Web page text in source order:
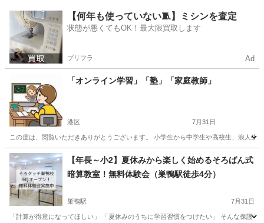
東京 港区 その他
【何年も使っていない🧵】ミシンを査定
状態が悪くてもOK！最大限買取します
プリフラ Ad
「オンライン学習」「塾」「家庭教師」
港区 7月31日
この度は、閲覧いただきありがとうございます。 小学生から中学生や高校生、浪人
東京 港区 その他
【年長～小2】夏休みから楽しく始めるそろばん式
暗算教室！無料体験会（巣鴨駅徒歩4分）
巣鴨駅 7月31日
「計算が得意になってほしい」 「夏休みのうちに学習習慣をつけたい」 そんな保護